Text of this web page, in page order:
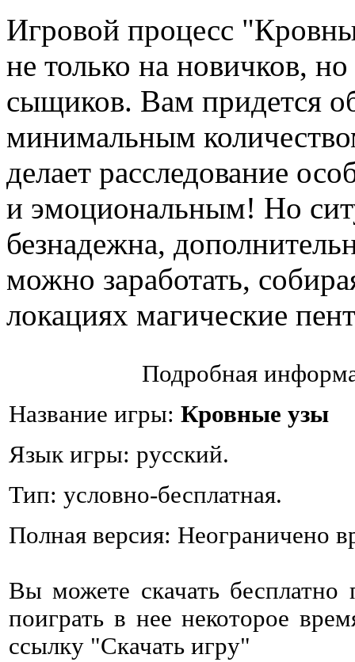
Игровой процесс
не только на новичков,
сыщиков. Вам придется
минимальным
делает расследование
и эмоциональным! Но
безнадежна,
можно заработать,
локациях магические
Подробная
Название игры: Кровные узы
Язык игры: русский.
Тип: условно-бесплатная.
Полная версия: Неограничено
Вы можете скачать
поиграть в нее некоторое
ссылку "Скачать игру"